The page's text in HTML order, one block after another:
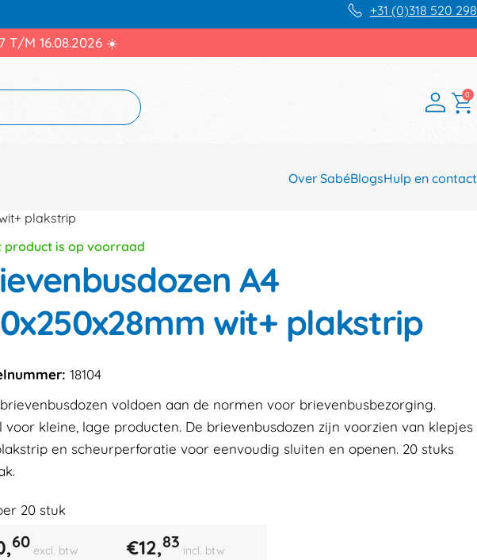
+31 (0)318 520 298
T/M 16.08.2026 ☀️
0
Over SabéBlogsHulp en contact
plakstrip
product is op voorraad
A4
wit+ plakstrip
18104
voldoen aan de normen voor brievenbusbezorging.
voor kleine, lage producten. De brievenbusdozen zijn voorzien van klepjes
en scheurperforatie voor eenvoudig sluiten en openen. 20 stuks
20stuk
60 excl. btw €12,83 incl. btw